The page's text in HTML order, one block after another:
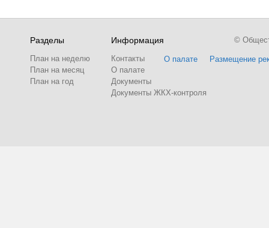
Разделы
План на неделю
План на месяц
План на год
Информация
Контакты
О палате
Документы
Документы ЖКХ-контроля
О палате Размещение
©